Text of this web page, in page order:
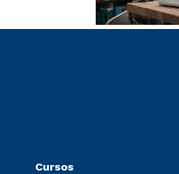
Cursos